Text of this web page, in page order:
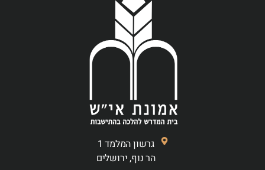
גרשון המלמד 1
הר נוף, ירושלים